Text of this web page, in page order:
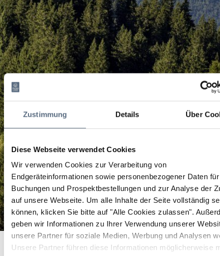
Zustimmung Details Über
Diese Webseite verwendet Cookies
Wir verwenden Cookies zur Verarbeitung von
Endgeräteinformationen sowie personenbezogener Daten
Buchungen und Prospektbestellungen und zur Analyse der
auf unsere Webseite. Um alle Inhalte der Seite vollständig
können, klicken Sie bitte auf "Alle Cookies zulassen".
geben wir Informationen zu Ihrer Verwendung unserer
unsere Partner für soziale Medien, Werbung und Analysen
Unsere Partner führen diese Informationen möglicherweise
Aueralm
Startseite Aueralm